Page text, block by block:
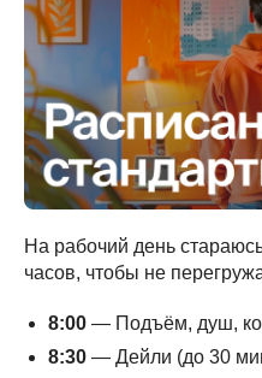
На рабочий день
часов, чтобы не
8:00 — Подъём, душ,
8:30 — Дейли (до 30